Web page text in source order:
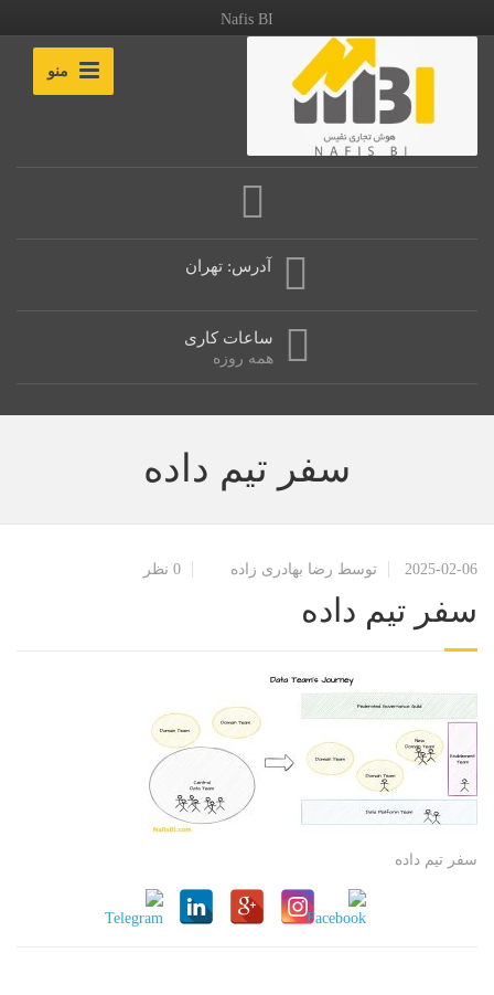
Nafis BI
منو
آدرس: تهران
ساعات کاری
همه روزه
سفر تیم داده
2025-02-06 توسط رضا بهادری زاده 0 نظر
سفر تیم داده
سفر تیم داده